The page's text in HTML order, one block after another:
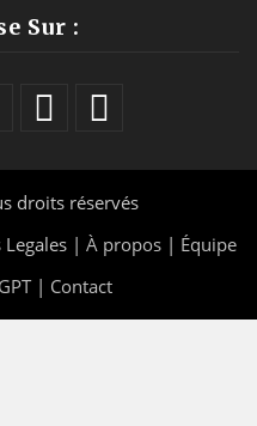
Sur :
droits réservés
| À propos | Équipe
| Contact